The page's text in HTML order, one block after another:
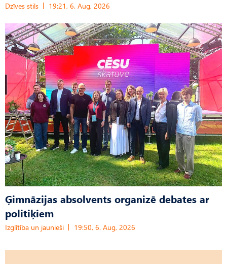
Dzīves stils 19:21, 6. Aug, 2026
Ģimnāzijas absolvents organizē debates ar
politiķiem
Izglītība un jaunieši 19:50, 6. Aug, 2026